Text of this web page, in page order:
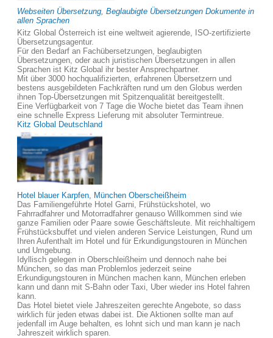
Webseiten Übersetzung, Beglaubigte Übersetzungen Dokumente in
allen Sprachen
Kitz Global Österreich ist eine weltweit agierende, ISO-zertifizierte
Übersetzungsagentur.
Für den Bedarf an Fachübersetzungen, beglaubigten
Übersetzungen, oder auch juristischen Übersetzungen in allen
Sprachen ist Kitz Global ihr bester Ansprechpartner.
Mit über 3000 hochqualifizierten, erfahrenen Übersetzern und
bestens ausgebildeten Fachkräften rund um den Globus werden
ihnen Top-Übersetzungen mit Spitzenqualität bereitgestellt.
Eine Verfügbarkeit von 7 Tage die Woche bietet das Team ihnen
eine schnelle Express Lieferung mit absoluter Termintreue.
Kitz Global Deutschland
Hotel blauer Karpfen, München Oberscheißheim
Das Familiengeführte Hotel Garni, Frühstückshotel, wo
Fahrradfahrer und Motorradfahrer genauso Willkommen sind wie
ganze Familien oder Paare sowie Geschäftsleute. Mit reichhaltigem
Frühstücksbuffet und vielen anderen Service Leistungen, Rund um
Ihren Aufenthalt im Hotel und für Erkundigungstouren in München
und Umgebung.
Idyllisch gelegen in Oberschleißheim und dennoch nahe bei
München, so das man Problemlos jederzeit seine
Erkundigungstouren in München machen kann, München erleben
kann und dann mit S-Bahn oder Taxi, Uber wieder ins Hotel fahren
kann.
Das Hotel bietet viele Jahreszeiten gerechte Angebote, so dass
wirklich für jeden etwas dabei ist. Die Aktionen sollte man auf
jedenfall im Auge behalten, es lohnt sich und man kann je nach
Jahreszeit wirklich sparen.